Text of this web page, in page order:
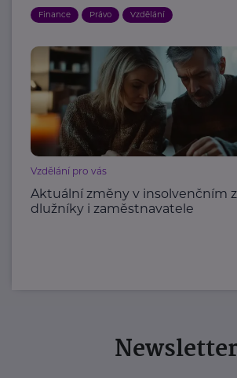
Finance Právo Vzdělání
Vzdělání pro vás
Aktuální změny v insolvenčním
dlužníky i zaměstnavatele
Newsletter